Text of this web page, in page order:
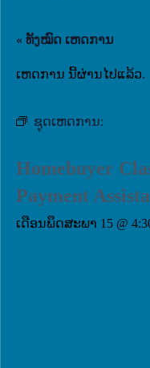
« ທັງໝົດ ເຫດການ
ເຫດການ ນີ້ຜ່ານໄປແລ້ວ.
ຊຸດເຫດການ:
Homebuyer
Payment
ເດືອນພຶດສະພາ 15 @